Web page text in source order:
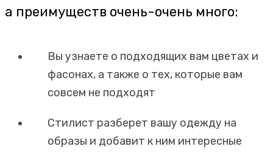
а преимуществ очень-очень много:
Вы узнаете о подходящих вам цветах и
фасонах, а также о тех, которые вам
совсем не подходят
Стилист разберет вашу одежду на
образы и добавит к ним интересные